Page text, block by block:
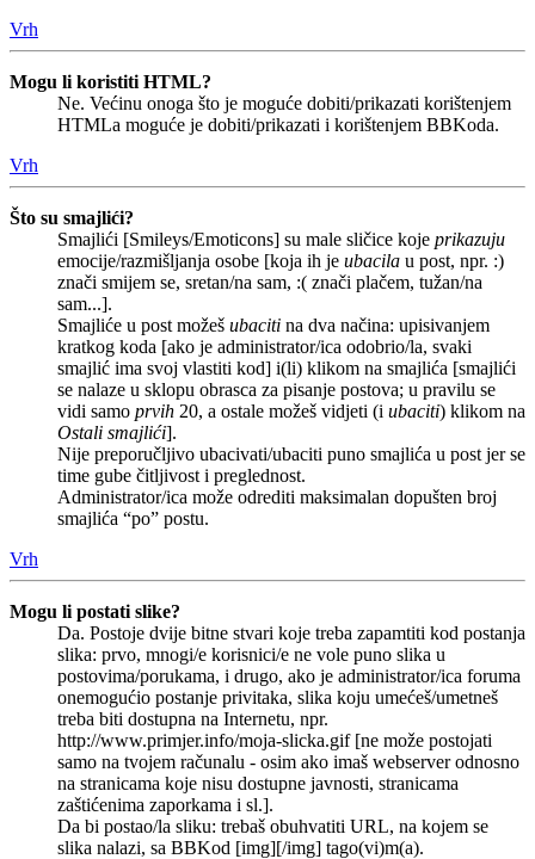
Vrh
Mogu li koristiti HTML?
Ne. Većinu onoga što je moguće dobiti/prikazati korištenjem
HTMLa moguće je dobiti/prikazati i korištenjem BBKoda.
Vrh
Što su smajlići?
Smajlići [Smileys/Emoticons] su male sličice koje prikazuju
emocije/razmišljanja osobe [koja ih je ubacila u post, npr. :)
znači smijem se, sretan/na sam, :( znači plačem, tužan/na
sam...].
Smajliće u post možeš ubaciti na dva načina: upisivanjem
kratkog koda [ako je administrator/ica odobrio/la, svaki
smajlić ima svoj vlastiti kod] i(li) klikom na smajlića [smajlići
se nalaze u sklopu obrasca za pisanje postova; u pravilu se
vidi samo prvih 20, a ostale možeš vidjeti (i ubaciti) klikom na
Ostali smajlići].
Nije preporučljivo ubacivati/ubaciti puno smajlića u post jer se
time gube čitljivost i preglednost.
Administrator/ica može odrediti maksimalan dopušten broj
smajlića “po” postu.
Vrh
Mogu li postati slike?
Da. Postoje dvije bitne stvari koje treba zapamtiti kod postanja
slika: prvo, mnogi/e korisnici/e ne vole puno slika u
postovima/porukama, i drugo, ako je administrator/ica foruma
onemogućio postanje privitaka, slika koju umećeš/umetneš
treba biti dostupna na Internetu, npr.
http://www.primjer.info/moja-slicka.gif [ne može postojati
samo na tvojem računalu - osim ako imaš webserver odnosno
na stranicama koje nisu dostupne javnosti, stranicama
zaštićenima zaporkama i sl.].
Da bi postao/la sliku: trebaš obuhvatiti URL, na kojem se
slika nalazi, sa BBKod [img][/img] tago(vi)m(a).